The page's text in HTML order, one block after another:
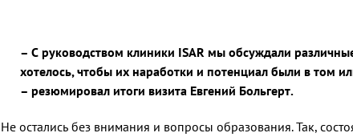
– С руководством клиники ISAR мы обсуждали
хотелось, чтобы их наработки и потенциал были в том
– резюмировал итоги визита Евгений Больгерт.
Не остались без внимания и вопросы образования. Так,